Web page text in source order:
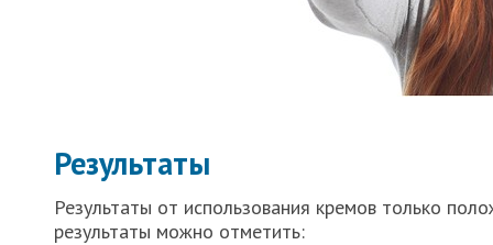
Результаты
Результаты от использования кремов только
результаты можно отметить: